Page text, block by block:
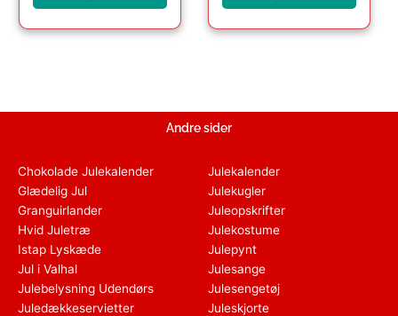
Andre sider
Chokolade Julekalender
Glædelig Jul
Granguirlander
Hvid Juletræ
Istap Lyskæde
Jul i Valhal
Julebelysning Udendørs
Juledækkeservietter
Julekalender
Julekugler
Juleopskrifter
Julekostume
Julepynt
Julesange
Julesengetøj
Juleskjorte